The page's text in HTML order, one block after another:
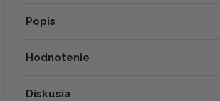
Popis
Hodnotenie
Diskusia